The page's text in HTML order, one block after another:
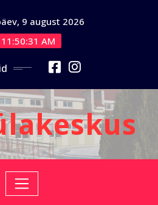
9 august 2026
11:50:33 AM